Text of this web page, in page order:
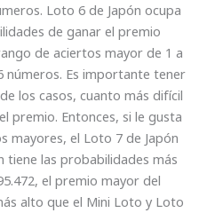
Loto 6 de Japón ocupa
de ganar el premio
de aciertos mayor de 1 a
números. Es importante tener
los casos, cuanto más difícil
premio. Entonces, si le gusta
mayores, el Loto 7 de Japón
tiene las probabilidades más
el premio mayor del
alto que el Mini Loto y Loto